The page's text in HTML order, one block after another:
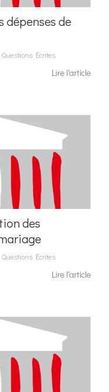
dépenses de
Questions Écrites
Lire l'article
des
Questions Écrites
Lire l'article